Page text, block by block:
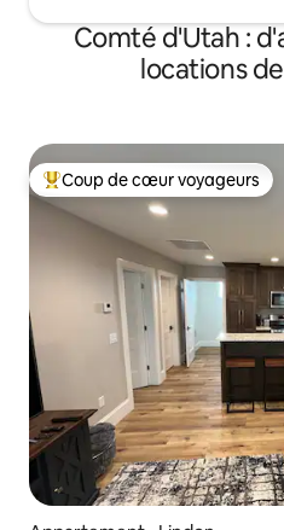
Comté d'Utah :
locations
Coups de cœur voyageurs les
Coup de cœur voyageurs